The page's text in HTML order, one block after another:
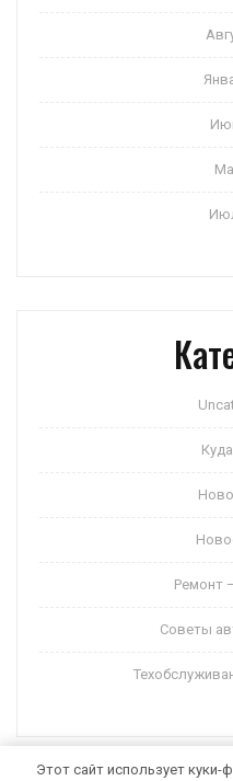
Ремонт
Советы
Этот сайт использует куки-